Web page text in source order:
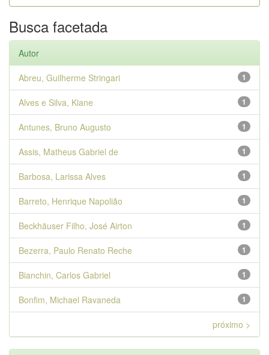
Busca facetada
Autor
1
Abreu, Guilherme Stringari
1
Alves e Silva, Kiane
1
Antunes, Bruno Augusto
1
Assis, Matheus Gabriel de
1
Barbosa, Larissa Alves
1
Barreto, Henrique Napolião
1
Beckhäuser Filho, José Airton
1
Bezerra, Paulo Renato Reche
1
Bianchin, Carlos Gabriel
1
Bonfim, Michael Ravaneda
próximo >